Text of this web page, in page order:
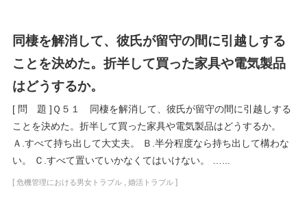
同棲を解消して、彼氏が留守の間に引越しする
ことを決めた。折半して買った家具や電気製品
はどうするか。
[ 問 題 ]Ｑ５１ 同棲を解消して、彼氏が留守の間に引越しする
ことを決めた。折半して買った家具や電気製品はどうするか。
Ａ.すべて持ち出して大丈夫。 Ｂ.半分程度なら持ち出して構わな
い。 Ｃ.すべて置いていかなくてはいけない。 …...
[ 危機管理における男女トラブル, 婚活トラブル]